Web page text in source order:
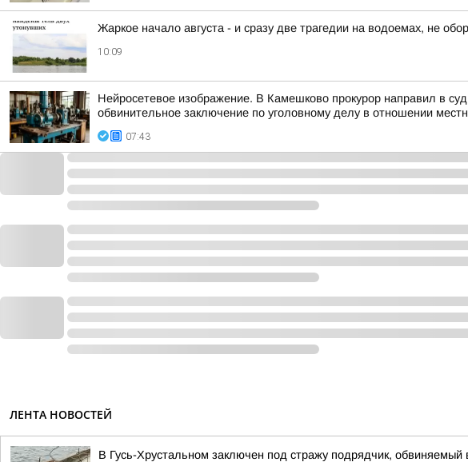
Жаркое начало августа - и сразу две трагедии на водоемах, не
10:09
Нейросетевое изображение. В Камешково прокурор направил в
обвинительное заключение по уголовному делу в отношении
07:43
ЛЕНТА НОВОСТЕЙ
В Гусь-Хрустальном заключен под стражу подрядчик,